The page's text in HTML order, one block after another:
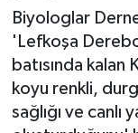
Biyologlar
'Lefkoşa
batısında kalan
koyu renkli,
sağlığı ve canlı
EĞİTİM
EKONOMİ
ENGLISH
Haber Arşivi